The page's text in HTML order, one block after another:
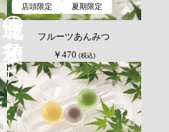
北城屋の和菓子たち店頭限定 夏期限定
フルーツあんみつ
￥470 (税込)